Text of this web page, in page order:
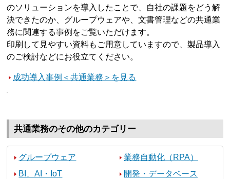
のソリューションを導入したことで、自社の課題をどう解
決できたのか、グループウェアや、文書管理などの共通業
務に関連する事例をご覧いただけます。
印刷して見やすい資料もご用意していますので、製品導入
のご検討などにお役立てください。
成功導入事例＜共通業務＞を見る
共通業務のその他のカテゴリー
グループウェア
業務自動化（RPA）
BI、AI・IoT
開発・データベース